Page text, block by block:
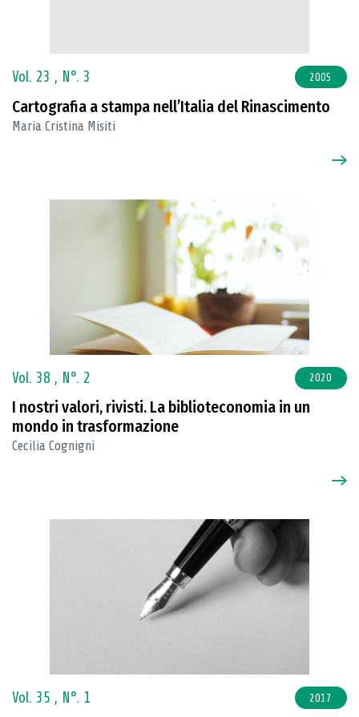
Vol. 23 , N°. 3 2005
Cartografia a stampa nell’Italia del Rinascimento
Maria Cristina Misiti
Vol. 38 , N°. 2 2020
I nostri valori, rivisti. La biblioteconomia in un
mondo in trasformazione
Cecilia Cognigni
Vol. 35 , N°. 1 2017